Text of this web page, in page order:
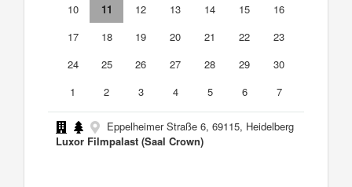
10
11 12 13 14 15
16
17
18 19 20 21 22
23
24
25 26 27 28 29
30
1
2 3 4 5 6 7
Eppelheimer Straße 6, 69115, Heidelberg
Luxor Filmpalast (Saal Crown)